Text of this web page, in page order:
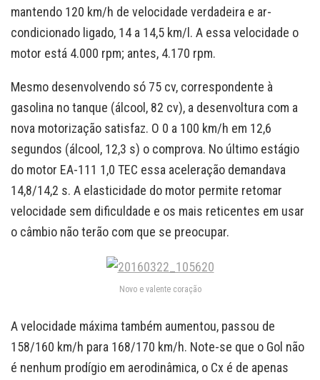
mantendo 120 km/h de velocidade verdadeira e ar-
condicionado ligado, 14 a 14,5 km/l. A essa velocidade o
motor está 4.000 rpm; antes, 4.170 rpm.
Mesmo desenvolvendo só 75 cv, correspondente à
gasolina no tanque (álcool, 82 cv), a desenvoltura com a
nova motorização satisfaz. O 0 a 100 km/h em 12,6
segundos (álcool, 12,3 s) o comprova. No último estágio
do motor EA-111 1,0 TEC essa aceleração demandava
14,8/14,2 s. A elasticidade do motor permite retomar
velocidade sem dificuldade e os mais reticentes em usar
o câmbio não terão com que se preocupar.
Novo e valente coração
A velocidade máxima também aumentou, passou de
158/160 km/h para 168/170 km/h. Note-se que o Gol não
é nenhum prodígio em aerodinâmica, o Cx é de apenas